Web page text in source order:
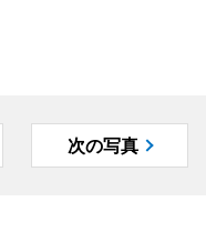
次の写真